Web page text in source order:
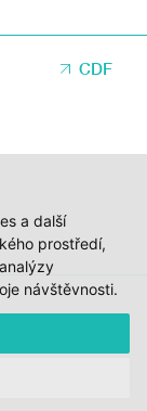
a další
prostředí,
návštěvnosti.
CDF
VYSOČINA A